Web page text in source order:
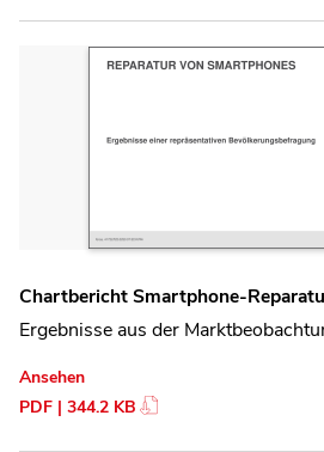
Chartbericht Smartphone-
Ergebnisse aus der
Ansehen
PDF | 344.2 KB